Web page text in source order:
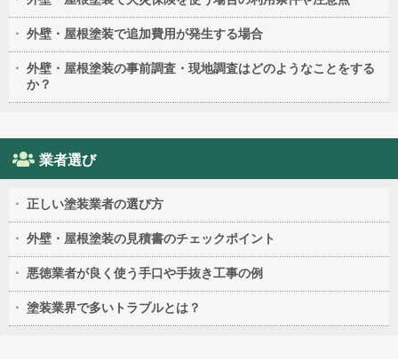
外壁・屋根塗装で追加費用が発生する場合
外壁・屋根塗装の事前調査・現地調査はどのようなことをする
か？
業者選び
正しい塗装業者の選び方
外壁・屋根塗装の見積書のチェックポイント
悪徳業者が良く使う手口や手抜き工事の例
塗装業界で多いトラブルとは？